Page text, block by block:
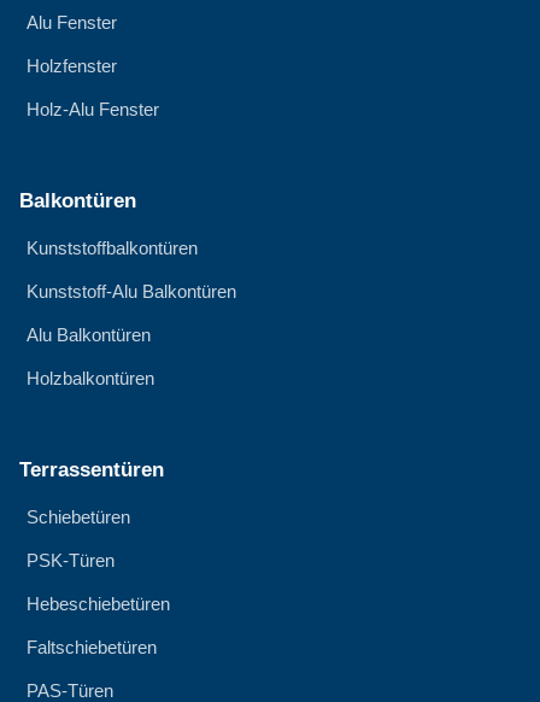
Alu Fenster
Holzfenster
Holz-Alu Fenster
Balkontüren
Kunststoffbalkontüren
Kunststoff-Alu Balkontüren
Alu Balkontüren
Holzbalkontüren
Terrassentüren
Schiebetüren
PSK-Türen
Hebeschiebetüren
Faltschiebetüren
PAS-Türen